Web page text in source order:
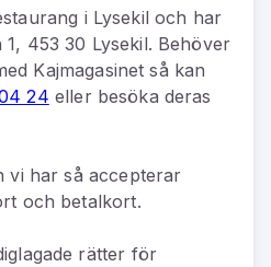
i Lysekil och har
1, 453 30 Lysekil. Behöver
Kajmagasinet så kan
24 eller besöka deras
vi har så accepterar
och betalkort.
rätter för